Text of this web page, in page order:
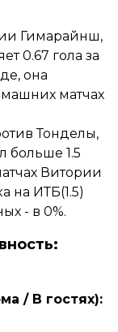
Гимарайнш,
0.67 гола за
она
матчах
Тонделы,
больше 1.5
Витории
на ИТБ(1.5)
- в 0%.
/ В гостях):